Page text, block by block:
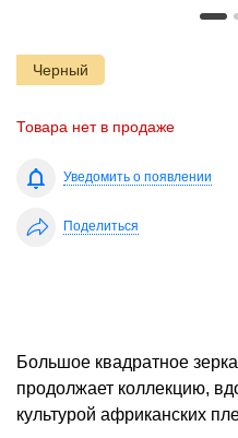
Черный
Товара нет в продаже
Уведомить о появлении
Поделиться
Большое квадратное
продолжает коллекцию,
культурой африканских